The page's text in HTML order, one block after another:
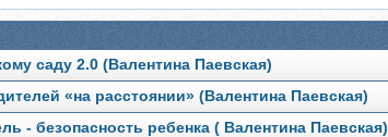
саду 2.0 (Валентина Паевская)
«на расстоянии» (Валентина Паевская)
- безопасность ребенка ( Валентина Паевская)